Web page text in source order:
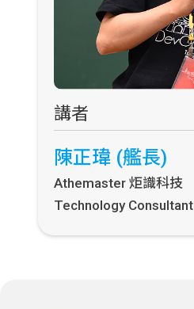
講者
陳正瑋 (艦長)
Athemaster 炬識科技
Technology Consultant